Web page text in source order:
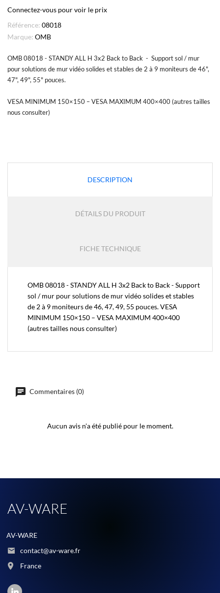
Connectez-vous pour voir le prix
Référence: 08018
Marque: OMB
OMB 08018 - STANDY ALL H 3x2 Back to Back - Support sol / mur
pour solutions de mur vidéo solides et stables de 2 à 9 moniteurs de 46",
47", 49", 55" pouces.
VESA MINIMUM 150×150 – VESA MAXIMUM 400×400 (autres tailles
nous consulter)
DESCRIPTION
DÉTAILS DU PRODUIT
FICHE TECHNIQUE
OMB 08018 - STANDY ALL H 3x2 Back to Back - Support
sol / mur pour solutions de mur vidéo solides et stables
de 2 à 9 moniteurs de 46, 47, 49, 55 pouces. VESA
MINIMUM 150×150 – VESA MAXIMUM 400×400
(autres tailles nous consulter)
Commentaires (0)
Aucun avis n'a été publié pour le moment.
AV-WARE
AV-WARE
contact@av-ware.fr
France